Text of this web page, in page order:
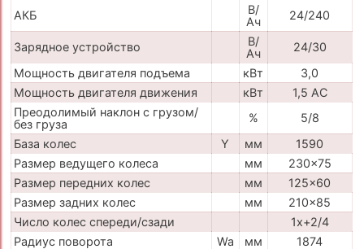
АКБ
В/
Ач
24/240
Зарядное устройство
В/
Ач
24/30
Мощность двигателя подъема
кВт
3,0
Мощность двигателя движения
кВт
1,5 АС
Преодолимый наклон с грузом/
без груза
%
5/8
База колес
Y мм
1590
Размер ведущего колеса
мм
230x75
Размер передних колес
мм
125x60
Размер задних колес
мм
210x85
Число колес спереди/сзади
1x+2/4
Радиус поворота
Wa мм
1874